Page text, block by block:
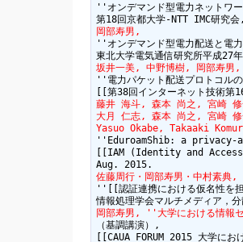
''オンデマンド型電力ネットワ
岡部寿男,
''オンデマンド型電力配送と電
坂井一美, 中野博樹, 岡部寿男,
''電力パケット配送プロトコル
藤井 海斗, 森本 尚之, 宮崎
大月 仁志, 森本 尚之, 宮崎
Yasuo Okabe, Takaaki
''EduroamShib: a privacy-
[[IAM (Identity and
佐藤周行・岡部寿男・中村素典,
''[[認証連携における仮名性
岡部寿男, ''大学における情報
（基調講演）,